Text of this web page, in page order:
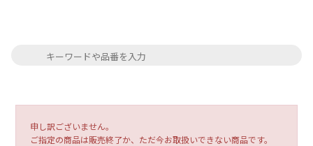
申し訳ございません。
ご指定の商品は販売終了か、ただ今お取扱いできない商品です。